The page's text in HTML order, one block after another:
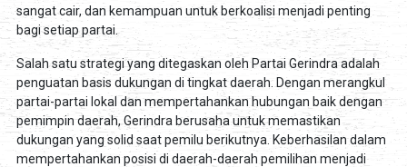
sangat cair, dan kemampuan untuk berkoalisi menjadi penting
bagi setiap partai.
Salah satu strategi yang ditegaskan oleh Partai Gerindra adalah
penguatan basis dukungan di tingkat daerah. Dengan merangkul
partai-partai lokal dan mempertahankan hubungan baik dengan
pemimpin daerah, Gerindra berusaha untuk memastikan
dukungan yang solid saat pemilu berikutnya. Keberhasilan dalam
mempertahankan posisi di daerah-daerah pemilihan menjadi